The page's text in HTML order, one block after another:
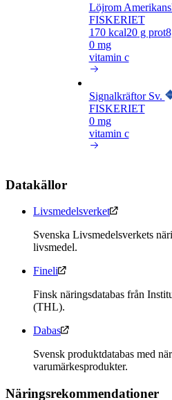
Löjrom
FISKERIET
170kcal20g prot
0 mg
vitamin c
Signalkräftor Sv.
FISKERIET
0 mg
vitamin c
Datakällor
Livsmedelsverket
Svenska Livsmedelsverkets
livsmedel.
Fineli
Finsk näringsdatabas från
(THL).
Dabas
Svensk produktdatabas med
varumärkesprodukter.
Näringsrekommendationer